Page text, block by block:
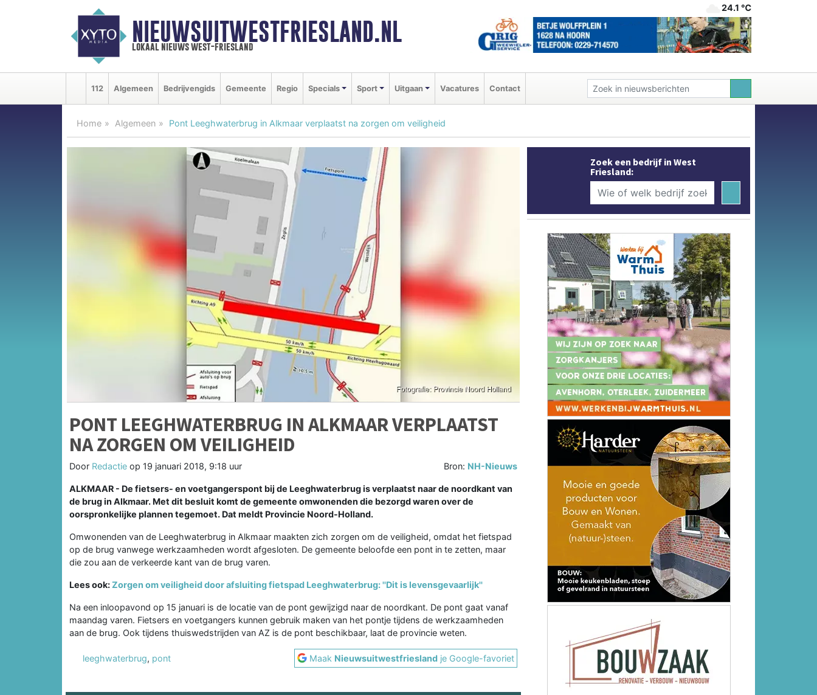
NIEUWSUITWESTFRIESLAND.NL
lokaal nieuws west-friesland
24.1 ℃
112 Algemeen Bedrijvengids Gemeente Regio Specials Sport Uitgaan Vacatures Contact
Home Algemeen Pont Leeghwaterbrug in Alkmaar verplaatst na zorgen om veiligheid
PONT LEEGHWATERBRUG IN ALKMAAR VERPLAATST
NA ZORGEN OM VEILIGHEID
Door Redactie op 19 januari 2018, 9:18 uur Bron: NH-Nieuws
ALKMAAR - De fietsers- en voetgangerspont bij de Leeghwaterbrug is verplaatst naar de noordkant van
de brug in Alkmaar. Met dit besluit komt de gemeente omwonenden die bezorgd waren over de
oorspronkelijke plannen tegemoet. Dat meldt Provincie Noord-Holland.
Omwonenden van de Leeghwaterbrug in Alkmaar maakten zich zorgen om de veiligheid, omdat het fietspad
op de brug vanwege werkzaamheden wordt afgesloten. De gemeente beloofde een pont in te zetten, maar
die zou aan de verkeerde kant van de brug varen.
Lees ook:Zorgen om veiligheid door afsluiting fietspad Leeghwaterbrug: ''Dit is levensgevaarlijk''
Na een inloopavond op 15 januari is de locatie van de pont gewijzigd naar de noordkant. De pont gaat vanaf
maandag varen. Fietsers en voetgangers kunnen gebruik maken van het pontje tijdens de werkzaamheden
aan de brug. Ook tijdens thuiswedstrijden van AZ is de pont beschikbaar, laat de provincie weten.
leeghwaterbrug, pont Maak Nieuwsuitwestfriesland je Google-favoriet
Zoek een bedrijf in West
Friesland: